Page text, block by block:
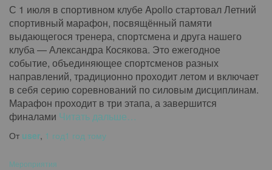
С 1 июля в спортивном клубе Apollo стартовал Летний
спортивный марафон, посвящённый памяти
выдающегося тренера, спортсмена и друга нашего
клуба — Александра Косякова. Это ежегодное
событие, объединяющее спортсменов разных
направлений, традиционно проходит летом и включает
в себя серию соревнований по силовым дисциплинам.
Марафон проходит в три этапа, а завершится
финалами Читать дальше…
От user, 1 год1 год тому
Мероприятия